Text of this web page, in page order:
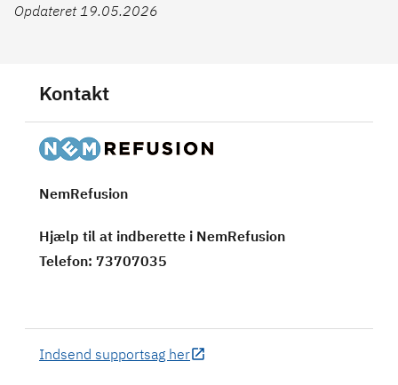
Opdateret 19.05.2026
Kontakt
NemRefusion
Hjælp til at indberette i NemRefusion
Telefon: 73707035
Indsend supportsag her